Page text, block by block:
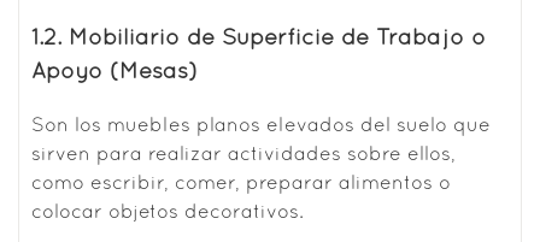
1.2. Mobiliario de Superficie de Trabajo o
Apoyo (Mesas)
Son los muebles planos elevados del suelo que
sirven para realizar actividades sobre ellos,
como escribir, comer, preparar alimentos o
colocar objetos decorativos.